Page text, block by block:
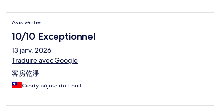
Avis vérifié
10/10 Exceptionnel
13 janv. 2026
Traduire avec Google
客房乾淨
Candy, séjour de 1 nuit